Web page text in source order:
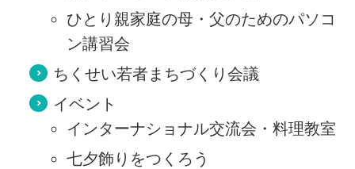
ひとり親家庭の母・父のためのパソコ
ン講習会
ちくせい若者まちづくり会議
イベント
インターナショナル交流会・料理教室
七夕飾りをつくろう